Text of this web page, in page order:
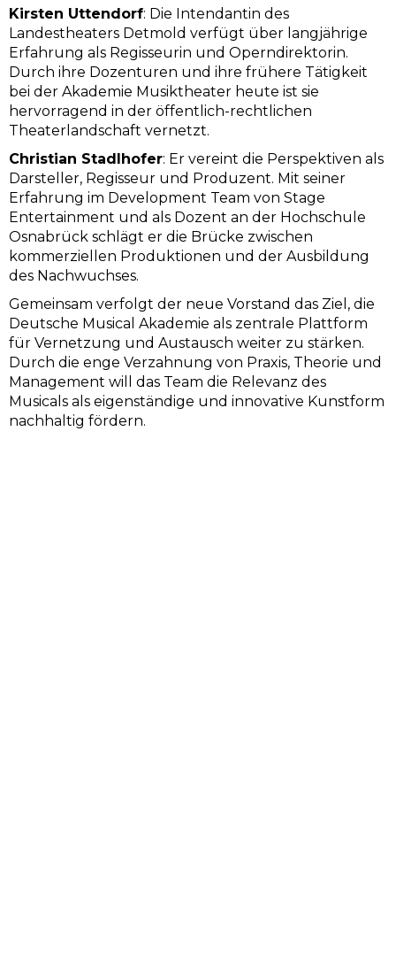
Kirsten Uttendorf: Die Intendantin des
Landestheaters Detmold verfügt über langjährige
Erfahrung als Regisseurin und Operndirektorin.
Durch ihre Dozenturen und ihre frühere Tätigkeit
bei der Akademie Musiktheater heute ist sie
hervorragend in der öffentlich-rechtlichen
Theaterlandschaft vernetzt.
Christian Stadlhofer: Er vereint die Perspektiven als
Darsteller, Regisseur und Produzent. Mit seiner
Erfahrung im Development Team von Stage
Entertainment und als Dozent an der Hochschule
Osnabrück schlägt er die Brücke zwischen
kommerziellen Produktionen und der Ausbildung
des Nachwuchses.
Gemeinsam verfolgt der neue Vorstand das Ziel, die
Deutsche Musical Akademie als zentrale Plattform
für Vernetzung und Austausch weiter zu stärken.
Durch die enge Verzahnung von Praxis, Theorie und
Management will das Team die Relevanz des
Musicals als eigenständige und innovative Kunstform
nachhaltig fördern.